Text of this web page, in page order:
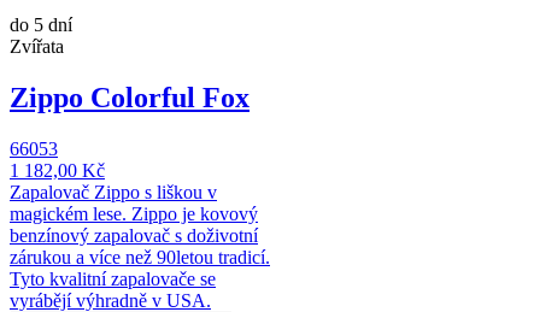
do 5 dní
Zvířata
Zippo Colorful Fox
66053
1 182,00 Kč
Zapalovač Zippo s liškou v
magickém lese. Zippo je kovový
benzínový zapalovač s doživotní
zárukou a více než 90letou tradicí.
Tyto kvalitní zapalovače se
vyrábějí výhradně v USA.